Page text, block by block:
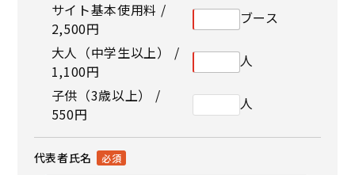
サイト基本使用料 /
2,500円
ブース
大人（中学生以上） /
1,100円
人
子供（3歳以上） /
550円
人
代表者氏名